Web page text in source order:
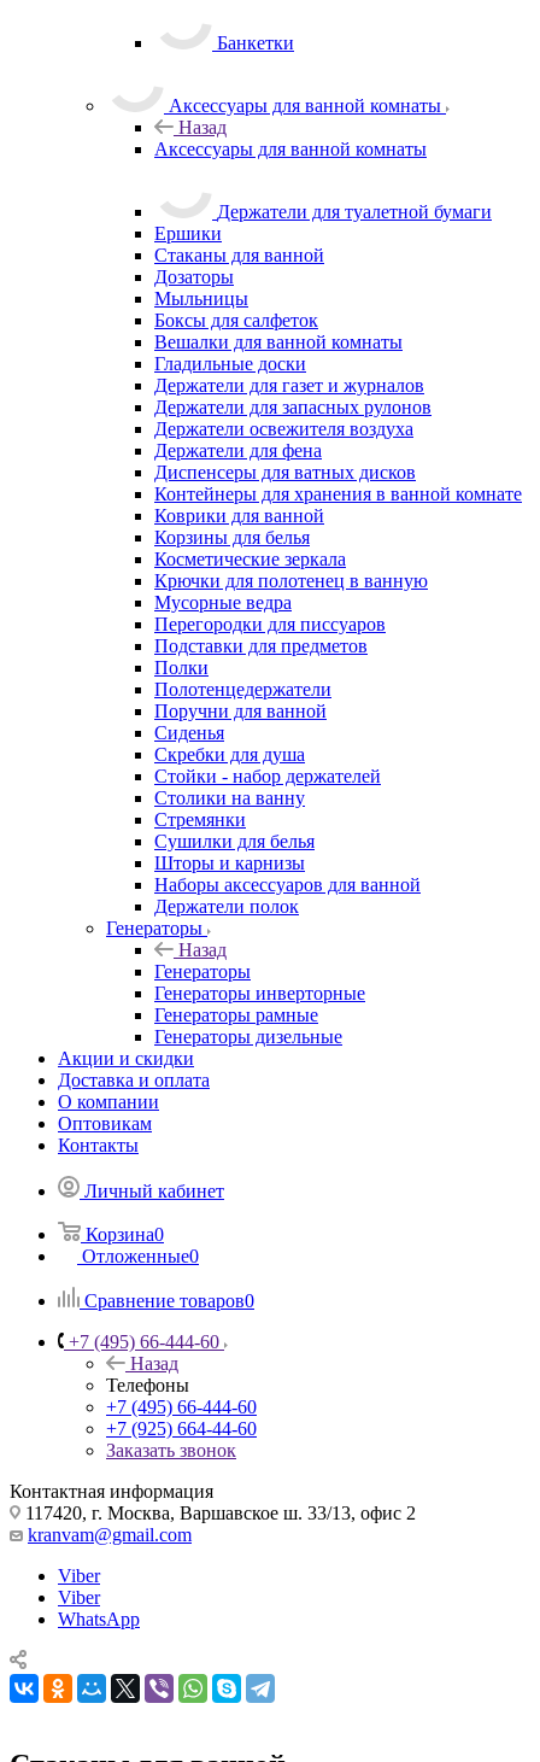
Банкетки
Аксессуары для ванной комнаты
Назад
Аксессуары для ванной комнаты
Держатели для туалетной бумаги
Ершики
Стаканы для ванной
Дозаторы
Мыльницы
Боксы для салфеток
Вешалки для ванной комнаты
Гладильные доски
Держатели для газет и журналов
Держатели для запасных рулонов
Держатели освежителя воздуха
Держатели для фена
Диспенсеры для ватных дисков
Контейнеры для хранения в ванной комнате
Коврики для ванной
Корзины для белья
Косметические зеркала
Крючки для полотенец в ванную
Мусорные ведра
Перегородки для писсуаров
Подставки для предметов
Полки
Полотенцедержатели
Поручни для ванной
Сиденья
Скребки для душа
Стойки - набор держателей
Столики на ванну
Стремянки
Сушилки для белья
Шторы и карнизы
Наборы аксессуаров для ванной
Держатели полок
Генераторы
Назад
Генераторы
Генераторы инверторные
Генераторы рамные
Генераторы дизельные
Акции и скидки
Доставка и оплата
О компании
Оптовикам
Контакты
Личный кабинет
Корзина0
Отложенные0
Сравнение товаров0
+7 (495) 66-444-60
Назад
Телефоны
+7 (495) 66-444-60
+7 (925) 664-44-60
Заказать звонок
Контактная информация
117420, г. Москва, Варшавское ш. 33/13, офис 2
kranvam@gmail.com
Viber
Viber
WhatsApp